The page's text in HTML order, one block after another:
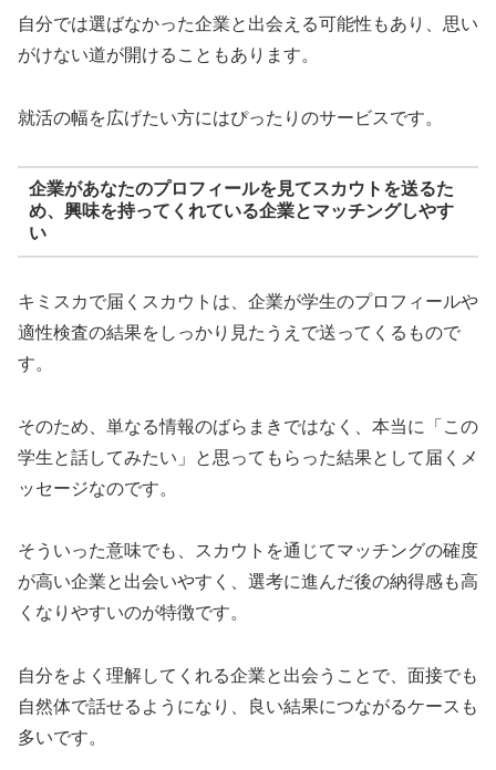
自分では選ばなかった企業と出会える可能性もあり、思い
がけない道が開けることもあります。
就活の幅を広げたい方にはぴったりのサービスです。
企業があなたのプロフィールを見てスカウトを送るた
め、興味を持ってくれている企業とマッチングしやす
い
キミスカで届くスカウトは、企業が学生のプロフィールや
適性検査の結果をしっかり見たうえで送ってくるもので
す。
そのため、単なる情報のばらまきではなく、本当に「この
学生と話してみたい」と思ってもらった結果として届くメ
ッセージなのです。
そういった意味でも、スカウトを通じてマッチングの確度
が高い企業と出会いやすく、選考に進んだ後の納得感も高
くなりやすいのが特徴です。
自分をよく理解してくれる企業と出会うことで、面接でも
自然体で話せるようになり、良い結果につながるケースも
多いです。